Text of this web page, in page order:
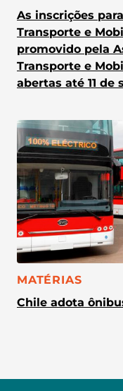
As inscrições
Transporte e
promovido pela
Transporte e
abertas até 11 de
CATEGORIA:
MATÉRIAS
Chile adota